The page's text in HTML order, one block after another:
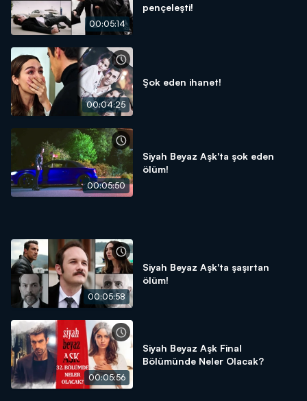
00:05:14
pençeleşti!
00:04:25
Şok eden ihanet!
00:05:50
Siyah Beyaz Aşk'ta şok eden
ölüm!
00:05:58
Siyah Beyaz Aşk'ta şaşırtan
ölüm!
00:05:56
Siyah Beyaz Aşk Final
Bölümünde Neler Olacak?